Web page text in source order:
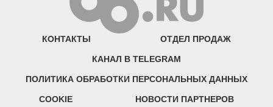
КОНТАКТЫ ОТДЕЛ ПРОДАЖ
КАНАЛ В TELEGRAM
ПОЛИТИКА ОБРАБОТКИ ПЕРСОНАЛЬНЫХ ДАННЫХ
COOKIE НОВОСТИ ПАРТНЕРОВ